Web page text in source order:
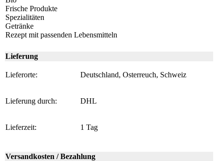
Frische Produkte
Spezialitäten
Getränke
Rezept mit passenden Lebensmitteln
Lieferung
Lieferorte: Deutschland, Osterreuch, Schweiz
Lieferung durch: DHL
Lieferzeit: 1 Tag
Versandkosten / Bezahlung